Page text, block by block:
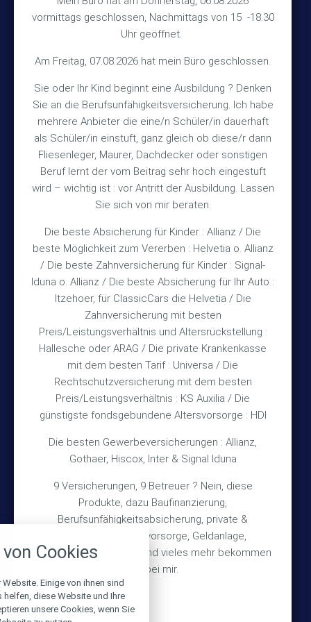
vormittags geschlossen, Nachmittags von 15 -18.30
Uhr geöffnet.
Am Freitag, 07.08.2026 hat mein Büro geschlossen.
Sie oder Ihr Kind beginnt eine Ausbildung ? Denken
Sie an die Berufsunfähigkeitsversicherung. Ich habe
mehrere Anbieter die eine/n Schüler/in dauerhaft
als Schüler/in einstuft, ganz gleich ob diese/r dann
Fliesenleger, Maurer, Dachdecker oder sonstigen
Beruf lernt der vom Beitrag sehr hoch eingestuft
wird – wichtig ist : vor Antritt der Ausbildung. Lassen
Sie sich von mir beraten.
Die beste Absicherung für Kinder : Allianz / Die
beste Möglichkeit zum Vererben : Helvetia o. Allianz
/ Die beste Zahnversicherung für Kinder : Signal-
Iduna o. Allianz / Die beste Absicherung für Ihr Auto :
Itzehoer, für ClassicCars die Helvetia / Die
Zahnversicherung mit besten
Preis/Leistungsverhältnis und Altersrückstellung :
Hallesche oder ARAG / Die private Krankenkasse
mit dem besten Tarif : Universa / Die
Rechtschutzversicherung mit dem besten
Preis/Leistungsverhältnis : KS Auxilia / Die
günstigste fondsgebundene Altersvorsorge : HDI
Die besten Gewerbeversicherungen : Allianz,
Gothaer, Hiscox, Inter & Signal Iduna
9 Versicherungen, 9 Betreuer ? Nein, diese
Produkte, dazu Baufinanzierung,
Berufsunfähigkeitsabsicherung, private &
betriebliche Altersvorsorge, Geldanlage,
Gebäudeversicherung und vieles mehr bekommen
Sie bei mir.
30890 Barsinghausen
Kontakt
TEL +49 (5105) 1811
FAX +49 (5105) 2720
MAIL vmh1a@web.de
Bürozeiten
Mo – Fr 10:15 – 12:00 Uhr
und nach Vereinbarung
Rechtliches
Impressum
Datenschutz
Erstinformation
Wichtiges
Über mich
Bedarfsermittlung
Schadensmeldung
© 2026 Versicherungsmakler Haberkamp GmbH
Cookies
Einige von ihnen sind
diese Website und Ihre
unsere Cookies, wenn Sie
alle verwendeten Cookies und
zu blockieren.
Notwendig